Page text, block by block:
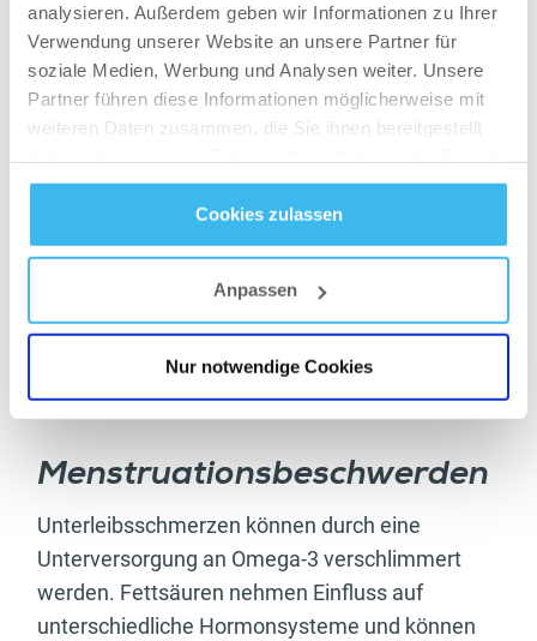
analysieren. Außerdem geben wir Informationen zu Ihrer
Verwendung unserer Website an unsere Partner für
soziale Medien, Werbung und Analysen weiter. Unsere
Partner führen diese Informationen möglicherweise mit
weiteren Daten zusammen, die Sie ihnen bereitgestellt
gesammelt haben.
Datenschutz- undCookie-Richtlinien
Cookies zulassen
Anpassen
Nur notwendige Cookies
Angstzuständen. DHA ist darüber hinaus auch
Bestandteil der Netzhaut und kann
Augenkrankheiten wie Makula vorbeugen.
Schlafprobleme
Wenn es dem Körper an DHA mangelt, kann das
Betroffene unter Schlafstörungen oder
Müdigkeit. Zudem führt ein Mangel zu
Erschöpfungserscheinungen, da Fettsäuren
Energie zur Verfügung stellen.
Menstruationsbeschwerden
Unterleibsschmerzen können durch eine
Unterversorgung an Omega-3 verschlimmert
werden. Fettsäuren nehmen Einfluss auf
unterschiedliche Hormonsysteme und können